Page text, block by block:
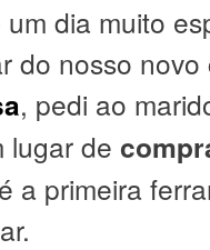
dia muito
do nosso
, pedi ao
lugar de
a primeira